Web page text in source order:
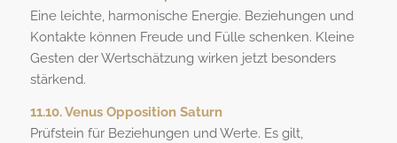
Eine leichte, harmonische Energie. Beziehungen und
Kontakte können Freude und Fülle schenken. Kleine
Gesten der Wertschätzung wirken jetzt besonders
stärkend.
11.10. Venus Opposition Saturn
Prüfstein für Beziehungen und Werte. Es gilt,